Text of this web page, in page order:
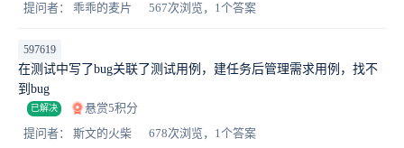
提问者： 乖乖的麦片
567次浏览，1个答案
597619
在测试中写了bug关联了测试用例，建任务后管理需求用例，找不
到bug
已解决
悬赏5积分
提问者： 斯文的火柴
678次浏览，1个答案